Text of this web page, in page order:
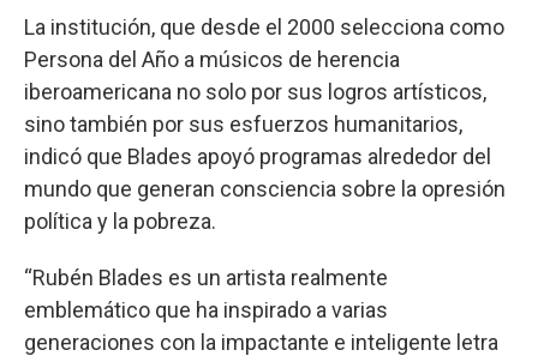
La institución, que desde el 2000 selecciona como
Persona del Año a músicos de herencia
iberoamericana no solo por sus logros artísticos,
sino también por sus esfuerzos humanitarios,
indicó que Blades apoyó programas alrededor del
mundo que generan consciencia sobre la opresión
política y la pobreza.
“Rubén Blades es un artista realmente
emblemático que ha inspirado a varias
generaciones con la impactante e inteligente letra